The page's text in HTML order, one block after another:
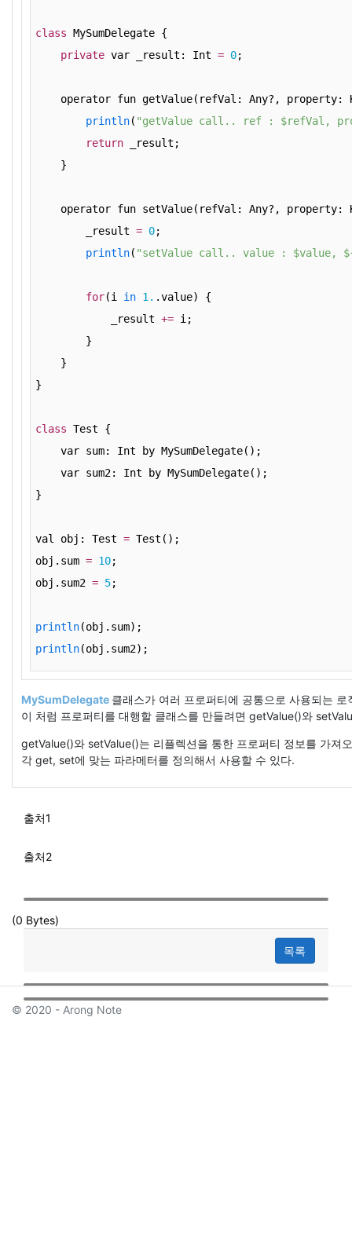
class MySumDelegate {
private var _result: Int = 0;
operator fun getValue(refVal: Any?, property:
println( "getValue call.. ref : $refVal,
return _result;
}
operator fun setValue(refVal: Any?, property:
_result = 0;
println( "setValue call.. value : $value,
for(i in 1. .value) {
_result += i;
}
}
}
class Test {
var sum: Int by MySumDelegate();
var sum2: Int by MySumDelegate();
}
val obj: Test = Test();
obj.sum = 10;
obj.sum2 = 5;
println(obj.sum);
println(obj.sum2);
MySumDelegate 클래스가 여러 프로퍼티에 공통으로 사용되는
이 처럼 프로퍼티를 대행할 클래스를 만들려면 getValue()와
getValue()와 setValue()는 리플렉션을 통한 프로퍼티 정보를 가져
각 get, set에 맞는 파라메터를 정의해서 사용할 수 있다.
출처1
출처2
(0 Bytes)
목록
© 2020 - Arong Note